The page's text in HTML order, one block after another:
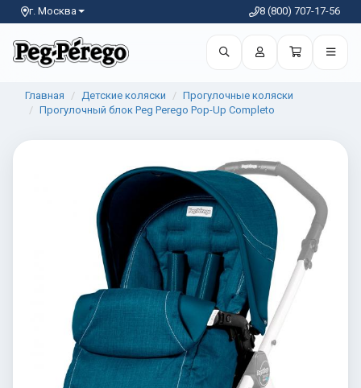
г. Москва 8 (800) 707-17-56
Главная Детские коляски
Прогулочные коляски
Прогулочный блок Peg Perego Pop-Up Completo